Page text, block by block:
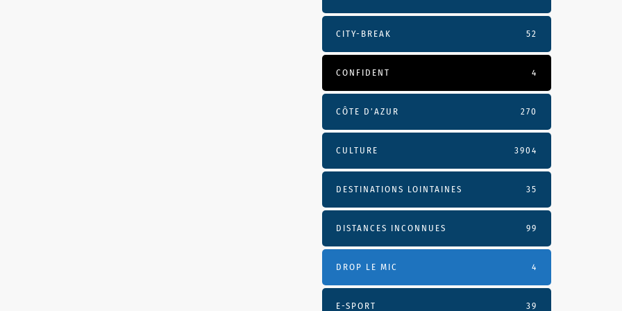
CITY-BREAK 52
CONFIDENT 4
CÔTE D’AZUR 270
CULTURE 3904
DESTINATIONS LOINTAINES 35
DISTANCES INCONNUES 99
DROP LE MIC 4
E-SPORT 39